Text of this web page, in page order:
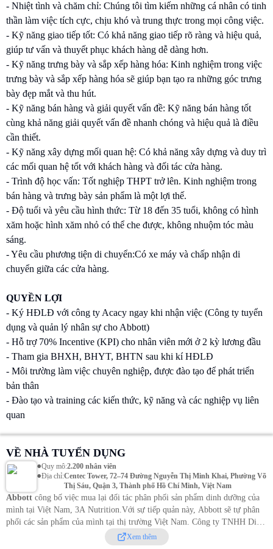
- Nhiệt tình và chăm chỉ: Chúng tôi tìm kiếm những cá nhân có tinh
thần làm việc tích cực, chịu khó và trung thực trong mọi công việc.
- Kỹ năng giao tiếp tốt: Có khả năng giao tiếp rõ ràng và hiệu quả,
giúp tư vấn và thuyết phục khách hàng dễ dàng hơn.
- Kỹ năng trưng bày và sắp xếp hàng hóa: Kinh nghiệm trong việc
trưng bày và sắp xếp hàng hóa sẽ giúp bạn tạo ra những góc trưng
bày đẹp mắt và thu hút.
- Kỹ năng bán hàng và giải quyết vấn đề: Kỹ năng bán hàng tốt
cùng khả năng giải quyết vấn đề nhanh chóng và hiệu quả là điều
cần thiết.
- Kỹ năng xây dựng mối quan hệ: Có khả năng xây dựng và duy trì
các mối quan hệ tốt với khách hàng và đối tác cửa hàng.
- Trình độ học vấn: Tốt nghiệp THPT trở lên. Kinh nghiệm trong
bán hàng và trưng bày sản phẩm là một lợi thế.
- Độ tuổi và yêu cầu hình thức: Từ 18 đến 35 tuổi, không có hình
xăm hoặc hình xăm nhỏ có thể che được, không nhuộm tóc màu
sáng.
- Yêu cầu phương tiện di chuyển:Có xe máy và chấp nhận di
chuyển giữa các cửa hàng.
QUYỀN LỢI
- Ký HĐLĐ với công ty Acacy ngay khi nhận việc (Công ty tuyển
dụng và quản lý nhân sự cho Abbott)
- Hỗ trợ 70% Incentive (KPI) cho nhân viên mới ở 2 kỳ lương đầu
- Tham gia BHXH, BHYT, BHTN sau khi kí HĐLĐ
- Môi trường làm việc chuyên nghiệp, được đào tạo để phát triển
bản thân
- Đào tạo và training các kiến thức, kỹ năng và các nghiệp vụ liên
quan
VỀ NHÀ TUYỂN DỤNG
•Quy mô:2.200 nhân viên
•Địa chỉ:Centec Tower, 72–74 Đường Nguyễn Thị Minh Khai, Phường Võ
Thị Sáu, Quận 3, Thành phố Hồ Chí Minh, Việt Nam
Abbott công bố việc mua lại đối tác phân phối sản phẩm dinh dưỡng của
mình tại Việt Nam, 3A Nutrition.Với sự tiếp quản này, Abbott sẽ tự phân
phối các sản phẩm của mình tại thị trường Việt Nam. Công ty TNHH Dinh
dưỡng 3A (3A Nutrition) sẽ giữ nguyên tên gọi.
Abbott luôn nỗ lực để giúp người dân Việt Nam sống cuộc sống khỏe
Xem thêm